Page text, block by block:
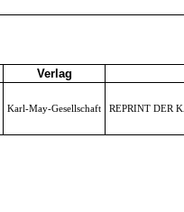
Verlag
Karl-May-Gesellschaft REPRINT DER